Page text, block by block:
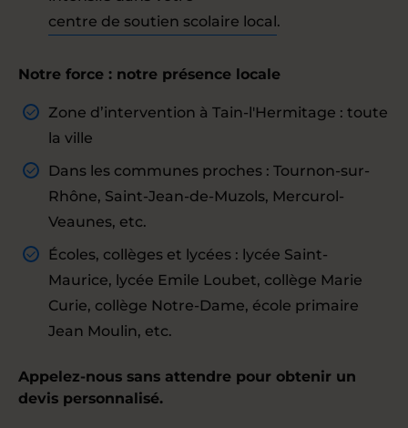
centre de soutien scolaire local.
Notre force : notre présence locale
Zone d’intervention à Tain-l'Hermitage : toute
la ville
Dans les communes proches : Tournon-sur-
Rhône, Saint-Jean-de-Muzols, Mercurol-
Veaunes, etc.
Écoles, collèges et lycées : lycée Saint-
Maurice, lycée Emile Loubet, collège Marie
Curie, collège Notre-Dame, école primaire
Jean Moulin, etc.
Appelez-nous sans attendre pour obtenir un
devis personnalisé.